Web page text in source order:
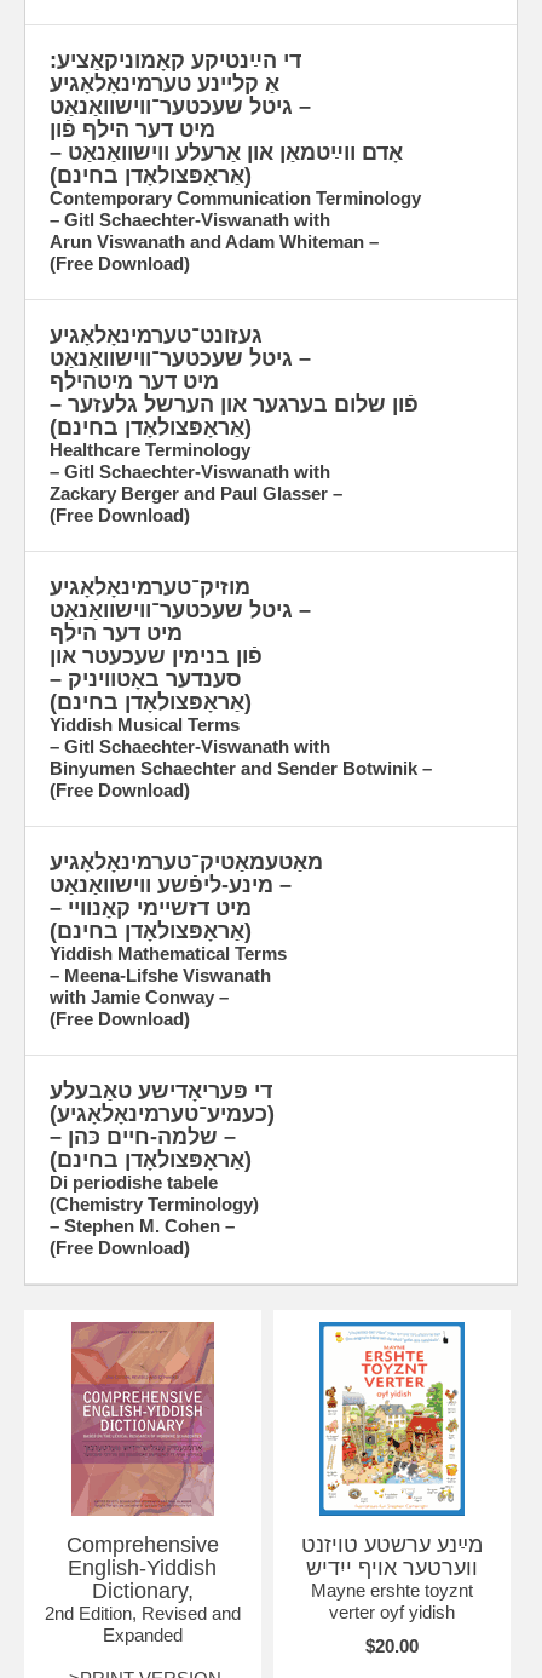
די הײַנטיקע קאָמוניקאַציע:
אַ קליינע טערמינאָלאָגיע
– גיטל שעכטער־ווישוואַנאַט
מיט דער הילף פֿון
אָדם ווײַטמאַן און אַרעלע ווישוואַנאַט –
(אַראָפּצולאָדן בחינם)
Contemporary Communication Terminology
– Gitl Schaechter-Viswanath with
Arun Viswanath and Adam Whiteman –
(Free Download)
געזונט־טערמינאָלאָגיע
– גיטל שעכטער־ווישוואַנאַט
מיט דער מיטהילף
פֿון שלום בערגער און הערשל גלעזער –
(אַראָפּצולאָדן בחינם)
Healthcare Terminology
– Gitl Schaechter-Viswanath with
Zackary Berger and Paul Glasser –
(Free Download)
מוזיק־טערמינאָלאָגיע
– גיטל שעכטער־ווישוואַנאַט
מיט דער הילף
פֿון בנימין שעכעטר און
סענדער באָטוויניק –
(אַראָפּצולאָדן בחינם)
Yiddish Musical Terms
– Gitl Schaechter-Viswanath with
Binyumen Schaechter and Sender Botwinik –
(Free Download)
מאַטעמאַטיק־טערמינאָלאָגיע
– מינע-ליפֿשע ווישוואַנאַט
מיט דזשיימי קאָנוויי –
(אַראָפּצולאָדן בחינם)
Yiddish Mathematical Terms
– Meena-Lifshe Viswanath
with Jamie Conway –
(Free Download)
די פּעריאָדישע טאַבעלע
(כעמיע־טערמינאָלאָגיע)
– שלמה-חיים כּהן –
(אַראָפּצולאָדן בחינם)
Di periodishe tabele
(Chemistry Terminology)
– Stephen M. Cohen –
(Free Download)
Comprehensive
English-Yiddish
Dictionary,
2nd Edition, Revised and
Expanded
מײַנע ערשטע טויזנט
ווערטער אויף ייִדיש
Mayne ershte toyznt
verter oyf yidish
$20.00